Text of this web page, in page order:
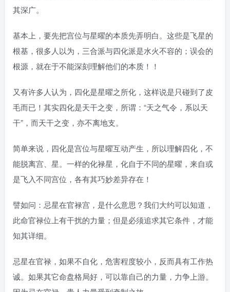
其深广。
基本上，要先把宫位与星曜的本质先弄明白。这些是飞星的
根基，很多人以为，三合派与四化派是水火不容的；误会的
根源，就在于不能深刻理解他们的本质！！
又有许多人认为，四化是星曜之所化，这样说是只碰到了皮
毛而已！其实四化是天干之变，所谓：“天之气令，系以天
干”，而天干之变，亦不离地支。
简单来说，四化是宫位与星曜互动产生，所以理解四化，不
能脱离宫、星。一样的化禄星，化自于不同的星曜，来自或
是飞入不同宫位，各有其巧妙差异存在！
譬如问：忌星在官禄宫，是什么意思？我们大约可以知道，
此命官禄位上有干扰的力量；但是必须追求其它条件，才能
知其详细。
忌星在官禄，如果不自化，危害程度较小，反而具有工作热
诚。如果其它命盘格局好，可以靠自己的力量，力争上游。